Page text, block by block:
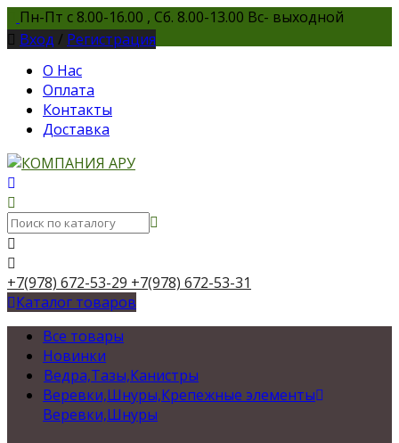
Пн-Пт с 8.00-16.00 , Сб. 8.00-13.00 Вс- выходной
Вход / Регистрация
О Нас
Оплата
Контакты
Доставка
+7(978) 672-53-29 +7(978) 672-53-31
Каталог товаров
Все товары
Новинки
Ведра,Тазы,Канистры
Веревки,Шнуры,Крепежные элементы
Веревки,Шнуры